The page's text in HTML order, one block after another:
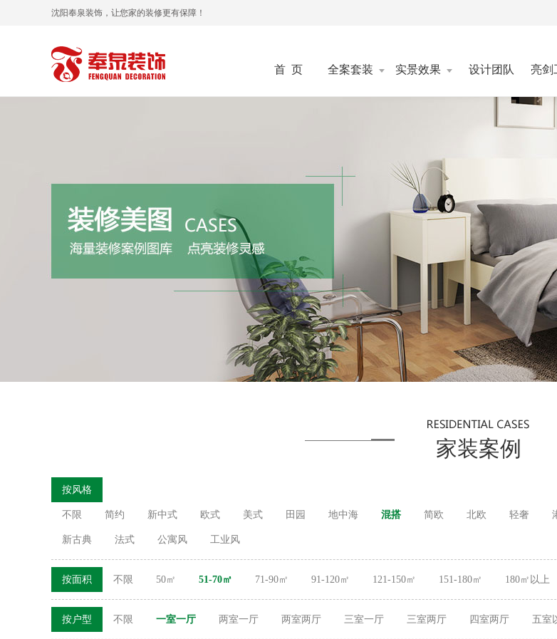
沈阳奉泉装饰，让您家的装修更有保障！
首 页 全案套装 实景效果 设计团队 亮剑
家装案例
按风格
不限 简约 新中式 欧式 美式 田园 地中海 混搭 简欧 北欧 轻奢
新古典 法式 公寓风 工业风
按面积 不限 50㎡ 51-70㎡ 71-90㎡ 91-120㎡ 121-150㎡ 151-180㎡ 180㎡以上
按户型 不限 一室一厅 两室一厅 两室两厅 三室一厅 三室两厅 四室两厅 五室